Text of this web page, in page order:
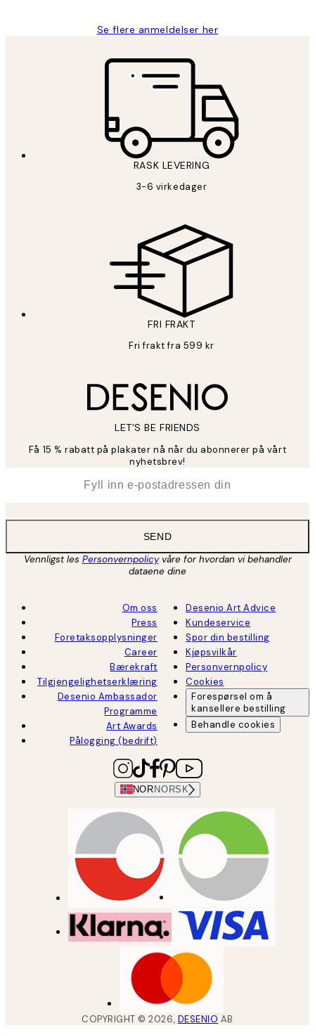
Se flere anmeldelser her
RASK LEVERING
3-6 virkedager
FRI FRAKT
Fri frakt fra 599 kr
LET’S BE FRIENDS
Få 15 % rabatt på plakater nå når du abonnerer på vårt
nyhetsbrev!
SEND
Vennligst les Personvernpolicyvåre for hvordan vi behandler
dataene dine
Om oss
Press
Foretaksopplysninger
Career
Bærekraft
Tilgjengelighetserklæring
Desenio Ambassador
Programme
Art Awards
Pålogging (bedrift)
Desenio Art Advice
Kundeservice
Spor din bestilling
Kjøpsvilkår
Personvernpolicy
Cookies
Forespørsel om å
kansellere bestilling
Behandle cookies
NOR NORSK
COPYRIGHT ©2026, DESENIO AB